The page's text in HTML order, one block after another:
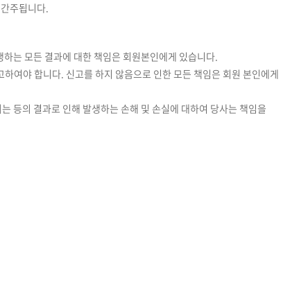
주됩니다.
는 모든 결과에 대한 책임은 회원본인에게 있습니다.
여야 합니다. 신고를 하지 않음으로 인한 모든 책임은 회원 본인에게
등의 결과로 인해 발생하는 손해 및 손실에 대하여 당사는 책임을